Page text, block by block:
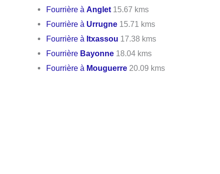
Fourrière à Anglet 15.67 kms
Fourrière à Urrugne 15.71 kms
Fourrière à Itxassou 17.38 kms
Fourrière Bayonne 18.04 kms
Fourrière à Mouguerre 20.09 kms